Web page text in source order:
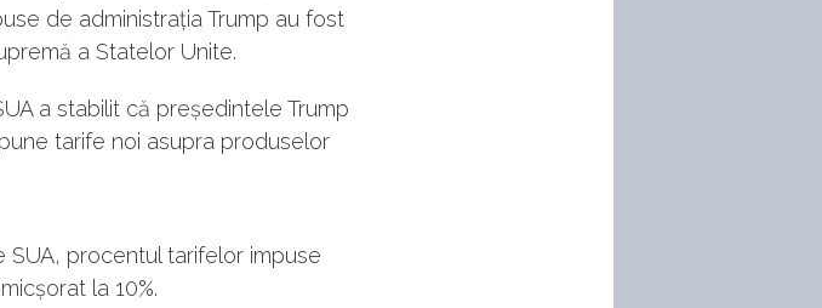
de administrația Trump au fost
a Statelor Unite.
a stabilit că președintele Trump
tarife noi asupra produselor
procentul tarifelor impuse
la 10%.